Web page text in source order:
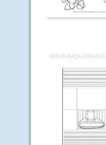
POPUP-BUCH-ZIRKUS-